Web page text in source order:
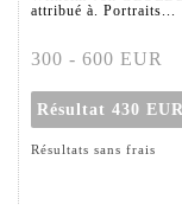
attribué à. Portraits...
300 - 600 EUR
Résultat 430 EUR
Résultats sans frais